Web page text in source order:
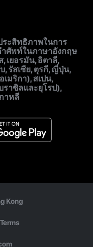
ระสิทธิภาพในการ
ำศัพท์ในภาษาอังกฤษ
เยอรมัน, อิตาลี,
, รัสเซีย, ตุรกี, ญี่ปุ่น,
มริกา), สเปน,
ราซิลและยุโรป),
าหลี
Kong